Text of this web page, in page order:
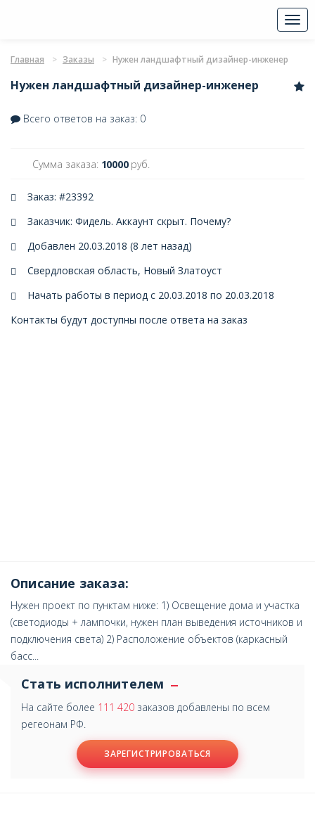
Главная Заказы Нужен ландшафтный дизайнер-инженер
Нужен ландшафтный дизайнер-инженер
Всего ответов на заказ: 0
Сумма заказа: 10000 руб.
Заказ: #23392
Заказчик: Фидель. Аккаунт скрыт. Почему?
Добавлен 20.03.2018 (8 лет назад)
Свердловская область, Новый Златоуст
Начать работы в период с 20.03.2018 по 20.03.2018
Контакты будут доступны после ответа на заказ
Описание заказа:
Нужен проект по пунктам ниже: 1) Освещение дома и участка
(светодиоды + лампочки, нужен план выведения источников и
подключения света) 2) Расположение объектов (каркасный
басс...
Стать исполнителем
На сайте более 111 420 заказов добавлены по всем
регеонам РФ.
ЗАРЕГИСТРИРОВАТЬСЯ